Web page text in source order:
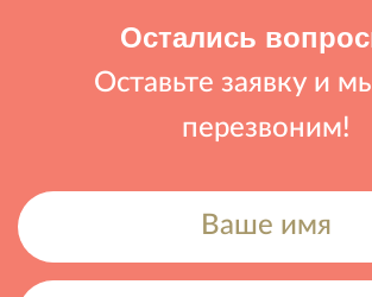
Остались
Оставьте заявку и
перезвоним!